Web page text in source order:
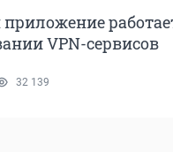
VPN-сервисов
32 139